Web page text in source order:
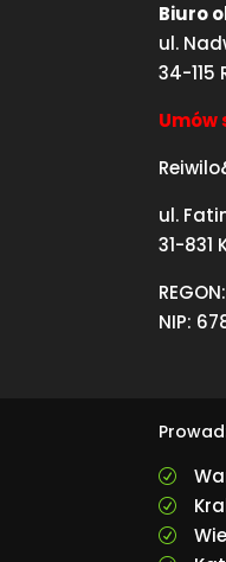
Biuro
ul.
34-115
Umów
ul.
31-831
NIP:
R
R
R